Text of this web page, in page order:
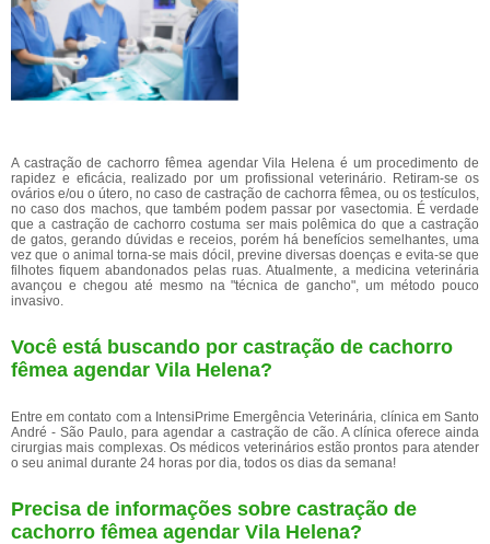
A castração de cachorro fêmea agendar Vila Helena é um procedimento de
rapidez e eficácia, realizado por um profissional veterinário. Retiram-se os
ovários e/ou o útero, no caso de castração de cachorra fêmea, ou os testículos,
no caso dos machos, que também podem passar por vasectomia. É verdade
que a castração de cachorro costuma ser mais polêmica do que a castração
de gatos, gerando dúvidas e receios, porém há benefícios semelhantes, uma
vez que o animal torna-se mais dócil, previne diversas doenças e evita-se que
filhotes fiquem abandonados pelas ruas. Atualmente, a medicina veterinária
avançou e chegou até mesmo na "técnica de gancho", um método pouco
invasivo.
Você está buscando por castração de cachorro
fêmea agendar Vila Helena?
Entre em contato com a IntensiPrime Emergência Veterinária, clínica em Santo
André - São Paulo, para agendar a castração de cão. A clínica oferece ainda
cirurgias mais complexas. Os médicos veterinários estão prontos para atender
o seu animal durante 24 horas por dia, todos os dias da semana!
Precisa de informações sobre castração de
cachorro fêmea agendar Vila Helena?